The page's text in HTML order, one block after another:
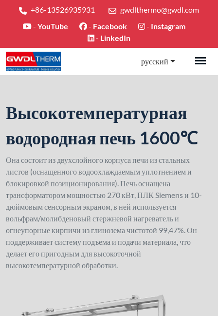
+86-13526935931
gwdlthermo@gwdl.com
- YouTube - Facebook - Instagram
- LinkedIn
русский
Высокотемпературная
водородная печь 1600℃
Она состоит из двухслойного корпуса печи из стальных
листов (оснащенного водоохлаждаемым уплотнением и
блокировкой позиционирования). Печь оснащена
трансформатором мощностью 270 кВт, ПЛК Siemens и 10-
дюймовым сенсорным экраном, в ней используется
вольфрам/молибденовый стержневой нагреватель и
огнеупорные кирпичи из глинозема чистотой 99,47%. Он
поддерживает систему подъема и подачи материала, что
делает его пригодным для высокоточной
высокотемпературной обработки.